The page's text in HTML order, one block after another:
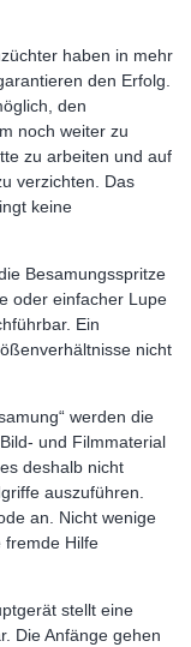
haben in mehr
den Erfolg.
den
noch weiter zu
zu arbeiten und auf
verzichten. Das
keine
Besamungsspritze
oder einfacher Lupe
Ein
nicht
werden die
und Filmmaterial
deshalb nicht
auszuführen.
an. Nicht wenige
fremde Hilfe
stellt eine
Die Anfänge gehen